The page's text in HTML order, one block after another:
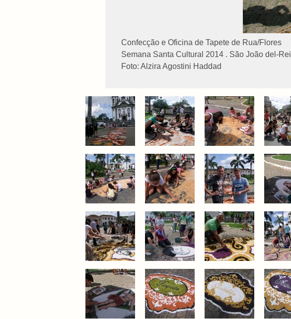
Confecção e Oficina de Tapete de Rua/Flores
Semana Santa Cultural 2014 . São João del-Rei
Foto: Alzira Agostini Haddad